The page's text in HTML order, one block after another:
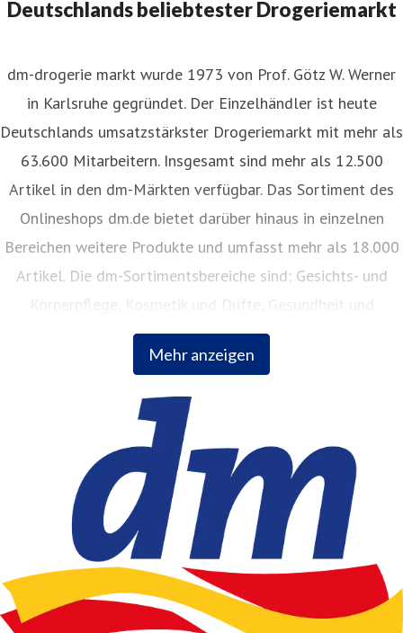
Deutschlands beliebtester Drogeriemarkt
Mehr anzeigen
dm-drogerie markt wurde 1973 von Prof. Götz W. Werner
in Karlsruhe gegründet. Der Einzelhändler ist heute
Deutschlands umsatzstärkster Drogeriemarkt mit mehr als
63.600 Mitarbeitern. Insgesamt sind mehr als 12.500
Artikel in den dm-Märkten verfügbar. Das Sortiment des
Onlineshops dm.de bietet darüber hinaus in einzelnen
Bereichen weitere Produkte und umfasst mehr als 18.000
Artikel. Die dm-Sortimentsbereiche sind: Gesichts- und
Körperpflege, Kosmetik und Düfte, Gesundheit und
Naturkost, Babynahrung, Babykleidung, Babypflege,
Haushalt, Foto, Hygieneartikel, Tiernahrung.